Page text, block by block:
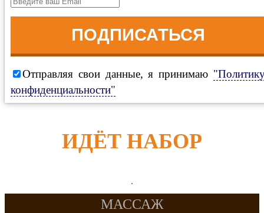
ПОДПИСАТЬСЯ
Отправляя свои данные, я принимаю
конфиденциальности"
ИДЁТ НАБОР
МАССАЖ